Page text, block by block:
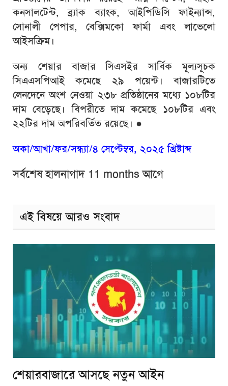
কনসালটেন্ট, ব্র্যাক ব্যাংক, আইপিডিসি ফাইন্যান্স,
সোনালী পেপার, বেক্সিমকো ফার্মা এবং লাভেলো
আইসক্রিম।
অন্য শেয়ার বাজার সিএসইর সার্বিক মূল্যসূচক
সিএএসপিআই কমেছে ২৯ পয়েন্ট। বাজারটিতে
লেনদেনে অংশ নেওয়া ২৩৮ প্রতিষ্ঠানের মধ্যে ১০৮টির
দাম বেড়েছে। বিপরীতে দাম কমেছে ১০৮টির এবং
২২টির দাম অপরিবর্তিত রয়েছে। ●
অকা/আখা/ফর/সন্ধ্যা/৪ সেপ্টেম্বর, ২০২৫ খ্রিষ্টাব্দ
সর্বশেষ হালনাগাদ 11 months আগে
এই বিষয়ে আরও সংবাদ
শেয়ারবাজারে আসছে নতুন আইন